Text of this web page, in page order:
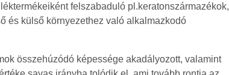
felszabaduló pl.keratonszármazékok,
és külső környezethez való alkalmazkodó
összehúzódó képessége akadályozott, valamint